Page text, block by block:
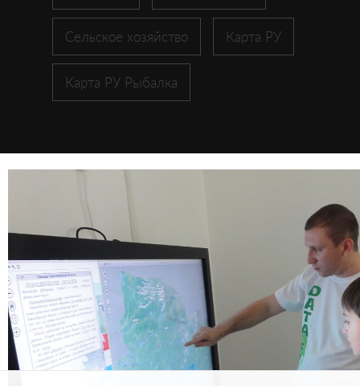
Сельское хозяйство Карта РУ
Карта РУ Рыбалка